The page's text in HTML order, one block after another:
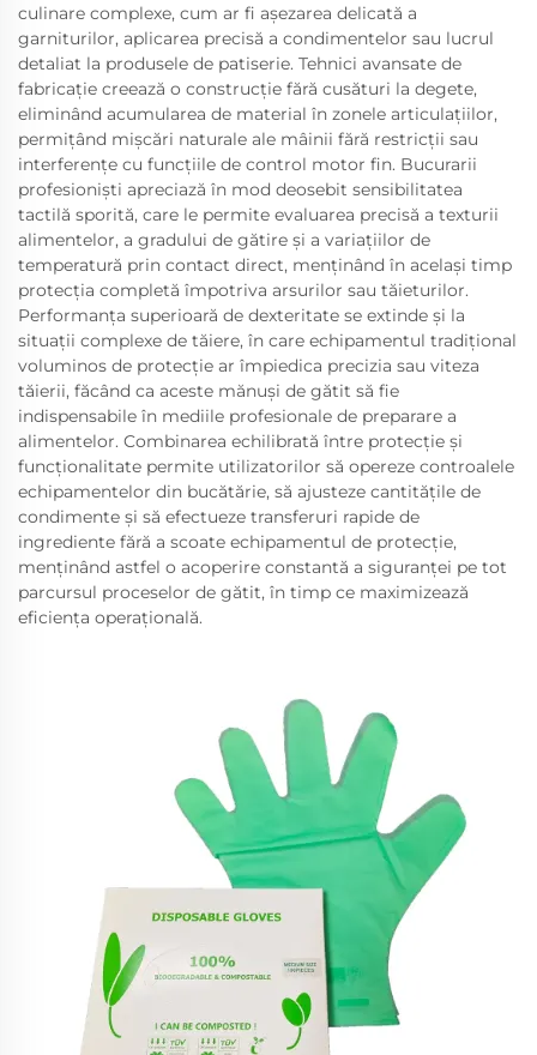
culinare complexe, cum ar fi așezarea delicată a
garniturilor, aplicarea precisă a condimentelor sau lucrul
detaliat la produsele de patiserie. Tehnici avansate de
fabricație creează o construcție fără cusături la degete,
eliminând acumularea de material în zonele articulațiilor,
permițând mișcări naturale ale mâinii fără restricții sau
interferențe cu funcțiile de control motor fin. Bucurarii
profesioniști apreciază în mod deosebit sensibilitatea
tactilă sporită, care le permite evaluarea precisă a texturii
alimentelor, a gradului de gătire și a variațiilor de
temperatură prin contact direct, menținând în același timp
protecția completă împotriva arsurilor sau tăieturilor.
Performanța superioară de dexteritate se extinde și la
situații complexe de tăiere, în care echipamentul tradițional
voluminos de protecție ar împiedica precizia sau viteza
tăierii, făcând ca aceste mănuși de gătit să fie
indispensabile în mediile profesionale de preparare a
alimentelor. Combinarea echilibrată între protecție și
funcționalitate permite utilizatorilor să opereze controalele
echipamentelor din bucătărie, să ajusteze cantitățile de
condimente și să efectueze transferuri rapide de
ingrediente fără a scoate echipamentul de protecție,
menținând astfel o acoperire constantă a siguranței pe tot
parcursul proceselor de gătit, în timp ce maximizează
eficiența operațională.